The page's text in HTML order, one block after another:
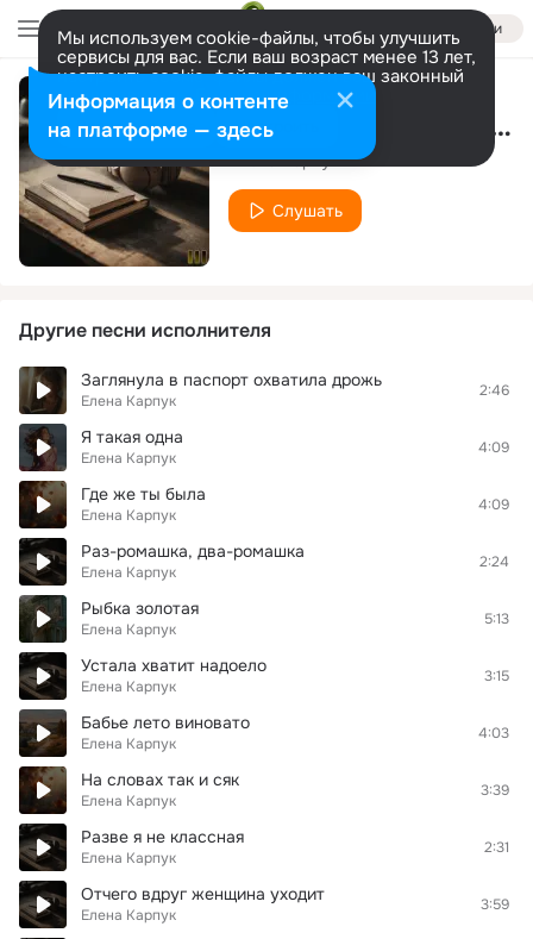
Войти
Мы используем cookie-файлы, чтобы улучшить
сервисы для вас. Если ваш возраст менее 13 лет,
настроить cookie-файлы должен ваш законный
представитель. Больше информации
Разрешить все Настроить Не приручайте журавля
Елена Карпук
Слушать
Другие песни исполнителя
Заглянула в паспорт охватила дрожь
Елена Карпук
2:46
Я такая одна
Елена Карпук
4:09
Где же ты была
Елена Карпук
4:09
Раз-ромашка, два-ромашка
Елена Карпук
2:24
Рыбка золотая
Елена Карпук
5:13
Устала хватит надоело
Елена Карпук
3:15
Бабье лето виновато
Елена Карпук
4:03
На словах так и сяк
Елена Карпук
3:39
Разве я не классная
Елена Карпук
2:31
Отчего вдруг женщина уходит
Елена Карпук
3:59
Информация о контенте
на платформе — здесь